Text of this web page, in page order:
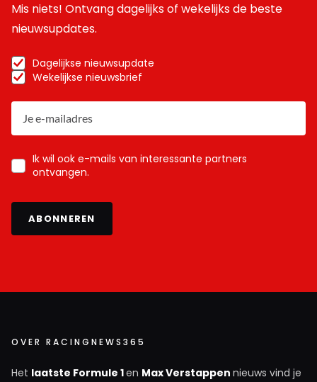
Mis niets! Ontvang dagelijks of wekelijks de beste
nieuwsupdates.
Dagelijkse nieuwsupdate
Wekelijkse nieuwsbrief
Ik wil ook e-mails van interessante partners
ontvangen.
ABONNEREN
OVER RACINGNEWS365
Het laatste Formule 1en Max Verstappen nieuws vind je